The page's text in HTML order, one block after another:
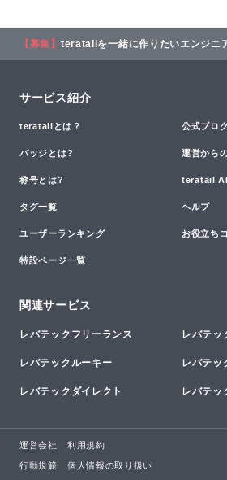
【募集】 teratailを一緒に作りたいエンジニ
サービス紹介
teratailとは？ 公式ブロ
バッジとは? 運営から
称号とは? teratail
タグ一覧 ヘルプ
ユーザーランキング お役立ち
特設ページ一覧
関連サービス
レバテックフリーランス レバテッ
レバテックルーキー レバテッ
レバテックダイレクト レバテッ
運営会社 利用規約
行動規範 個人情報の取り扱い